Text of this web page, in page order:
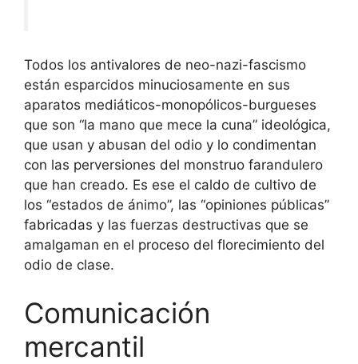
Todos los antivalores de neo-nazi-fascismo
están esparcidos minuciosamente en sus
aparatos mediáticos-monopólicos-burgueses
que son “la mano que mece la cuna” ideológica,
que usan y abusan del odio y lo condimentan
con las perversiones del monstruo farandulero
que han creado. Es ese el caldo de cultivo de
los “estados de ánimo”, las “opiniones públicas”
fabricadas y las fuerzas destructivas que se
amalgaman en el proceso del florecimiento del
odio de clase.
Comunicación
mercantil